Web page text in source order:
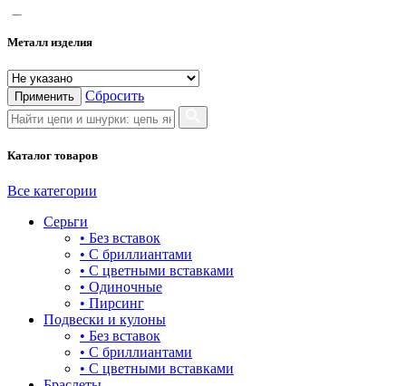
65
70
75
Металл изделия
Применить Сбросить
Каталог товаров
Все категории
Серьги
• Без вставок
• С бриллиантами
• С цветными вставками
• Одиночные
• Пирсинг
Подвески и кулоны
• Без вставок
• С бриллиантами
• С цветными вставками